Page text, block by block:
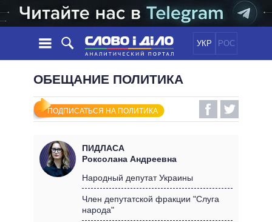
УКР РОС
НОВОСТИ
ЛЕНТА
СОБЫТИЯ
СТАТЬИ
МНЕНИЯ
ОБЗОРЫ
ДАЙДЖЕСТЫ
ПОЛИТИКА
ЭКОНОМИКА
МИР
ОБЕЩАНИЯ
ВСЕ ПОЛИТИКИ
ПРЕЗИДЕНТ И ОФИС
КАБИНЕТ МИНИСТРОВ
ИНФОГРАФИКА
ВИДЕО
ПОДДЕРЖАТЬ
ОБЕЩАНИЕ ПОЛИТИКА
ПОДПИСАТЬСЯ НА ПОЛИТИКА
ПИДЛАСА
Роксолана Андреевна
Народный депутат Украины
Член депутатской фракции "Слуга
народа"